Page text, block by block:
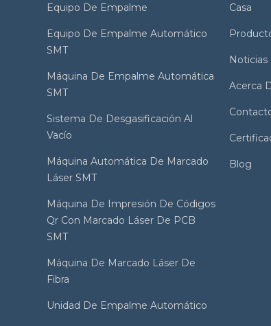
Equipo De Empalme
Equipo De Empalme Automático
SMT
Máquina De Empalme Automática
SMT
Sistema De Desgasificación Al
Vacío
Máquina Automática De Marcado
Láser SMT
Máquina De Impresión De Códigos
Qr Con Marcado Láser De PCB
SMT
Máquina De Marcado Láser De
Fibra
Unidad De Empalme Automático
Casa
Noticias
Acerca
Blog